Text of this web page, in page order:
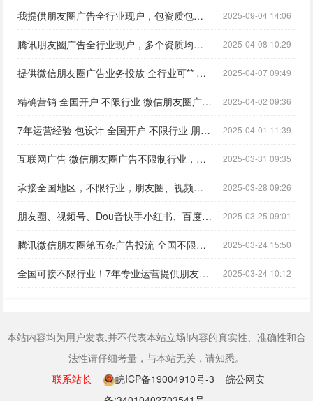
我提供朋友圈广告全行业现户，包资质包过审核，禁投行业均可投放，个债、法律咨询、逾期、图书出版等不限行业不限地区，全国开户 2025-09-04 14:06
腾讯朋友圈广告全行业现户，多个资质均已加白，免保证金、无资质可操作 2025-04-08 10:29
提供微信朋友圈广告业务投放 全行业可** 免保证金 政策美丽 2025-04-07 09:49
精确营销 全国开户 不限行业 微信朋友圈广告 小红书等主流APP广告投流 2025-04-02 09:36
7年运营经验 包设计 全国开户 不限行业 朋友圈广告 小红书等主流APP广告投流 2025-04-01 11:39
互联网广告 微信朋友圈广告不限制行业，全国开户 包图文设计包运营 2025-03-31 09:35
承接全国地区，不限行业，朋友圈、视频号、Dou音快手小红书、百度等广告投放 2025-03-28 09:26
朋友圈、视频号、Dou音快手小红书、百度等广告投放，承接全国地区，不限行业 2025-03-25 09:01
腾讯微信朋友圈第五条广告投流 全国不限制行业 开户 降本增效 2025-03-24 15:50
全国可接不限行业！7年专业运营提供朋友圈、视频号、Dou音快手小红书、百度等广告投放 2025-03-24 10:12
本站内容均为用户发表,并不代表本站立场!内容的真实性、准确性和合
法性请仔细考量，与本站无关，请知悉。
联系站长
皖ICP备19004910号-3
皖公网安